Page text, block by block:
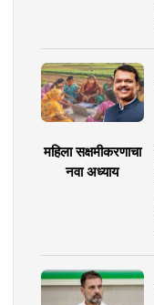
महिला सक्षमीकरणाचा
नवा अध्याय